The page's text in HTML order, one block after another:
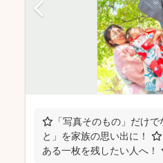
⭐️「写真そのもの」だけ
と」を家族の思い出に！
ある一枚を残したい人へ